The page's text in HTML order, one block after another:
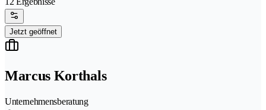
Jetzt geöffnet
Marcus Korthals
Unternehmensberatung